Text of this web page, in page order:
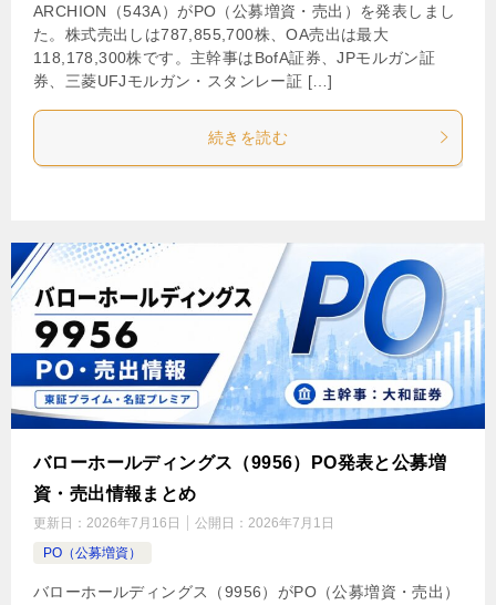
ARCHION（543A）がPO（公募増資・売出）を発表しまし
た。株式売出しは787,855,700株、OA売出は最大
118,178,300株です。主幹事はBofA証券、JPモルガン証
券、三菱UFJモルガン・スタンレー証 […]
続きを読む
バローホールディングス（9956）PO発表と公募増
資・売出情報まとめ
更新日： 2026年7月16日 公開日： 2026年7月1日
PO（公募増資）
バローホールディングス（9956）がPO（公募増資・売出）